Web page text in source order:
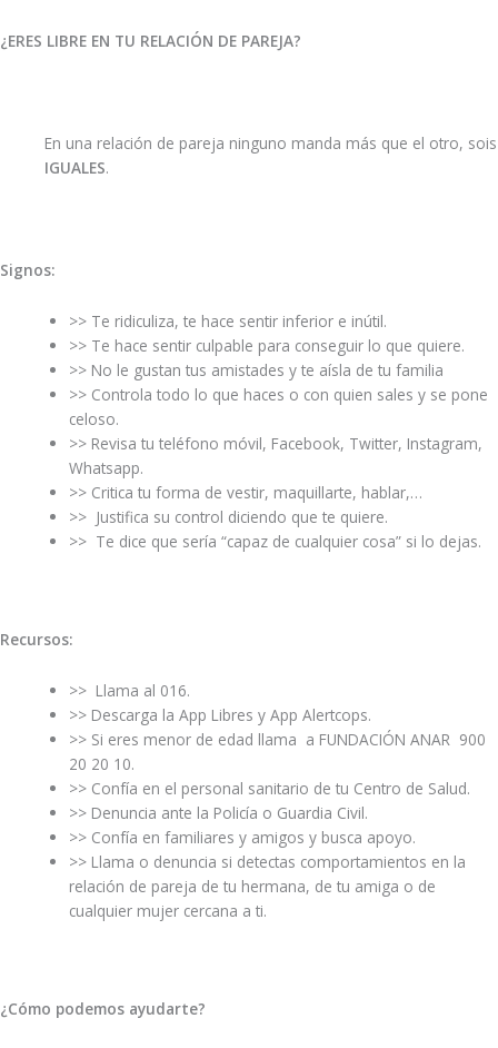
¿ERES LIBRE EN TU RELACIÓN DE PAREJA?
En una relación de pareja ninguno manda más que el otro, sois
IGUALES.
Signos:
>> Te ridiculiza, te hace sentir inferior e inútil.
>> Te hace sentir culpable para conseguir lo que quiere.
>> No le gustan tus amistades y te aísla de tu familia
>> Controla todo lo que haces o con quien sales y se pone
celoso.
>> Revisa tu teléfono móvil, Facebook, Twitter, Instagram,
Whatsapp.
>> Critica tu forma de vestir, maquillarte, hablar,…
>> Justifica su control diciendo que te quiere.
>> Te dice que sería “capaz de cualquier cosa” si lo dejas.
Recursos:
>> Llama al 016.
>> Descarga la App Libres y App Alertcops.
>> Si eres menor de edad llama a FUNDACIÓN ANAR 900
20 20 10.
>> Confía en el personal sanitario de tu Centro de Salud.
>> Denuncia ante la Policía o Guardia Civil.
>> Confía en familiares y amigos y busca apoyo.
>> Llama o denuncia si detectas comportamientos en la
relación de pareja de tu hermana, de tu amiga o de
cualquier mujer cercana a ti.
¿Cómo podemos ayudarte?